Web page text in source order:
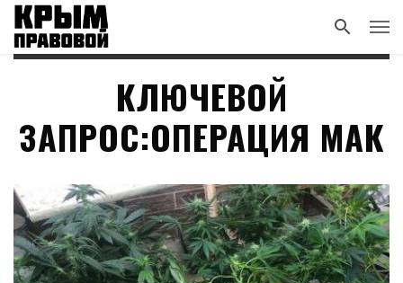
КЛЮЧЕВОЙ
ЗАПРОС:ОПЕРАЦИЯ МАК